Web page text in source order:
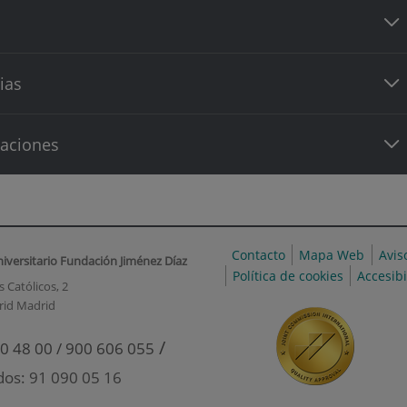
Fundación Jiménez Díaz
Católicos, 2
Madrid
48 00 / 900 606 055 /
91 090 05 16
Contacto Mapa Web
Política de cookies